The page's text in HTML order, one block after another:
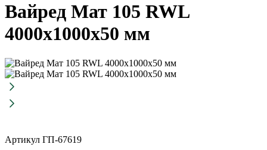
Вайред Мат 105 RWL
4000х1000х50 мм
Артикул ГП-67619